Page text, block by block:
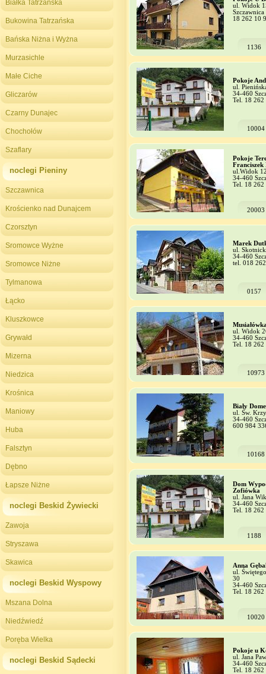
Białka Tatrzańska
Bukowina Tatrzańska
Bańska Niżna i Wyżna
Murzasichle
Małe Ciche
Gliczarów
Czarny Dunajec
Chochołów
Szaflary
noclegi Pieniny
Szczawnica
Krościenko nad Dunajcem
Czorsztyn
Sromowce Wyżne
Sromowce Niżne
Tylmanowa
Łącko
Kluszkowce
Grywałd
Mizerna
Niedzica
Krośnica
Maniowy
Huba
Falsztyn
Dębno
Łapsze Niżne
noclegi Beskid Żywiecki
Zawoja
Stryszawa
Skawica
noclegi Beskid Wyspowy
Mszana Dolna
Niedźwiedź
Poręba Wielka
noclegi Beskid Sądecki
ul. Widok
Szczawnica
18 262 10
1136
Pokoje
ul.
34-460
Tel. 18 262
10004
Pokoje
Franciszek
ul.Widok
34-460
Tel. 18 262
20003
Marek
ul.
34-460
tel. 018
0157
ul. Widok
34-460
Tel. 18 262
10973
Biały
ul. Św.
34-460
600 984
10168
Dom
Zofiówka
ul. Jana
34-460
Tel. 18 262
1188
Anna
ul.
30
34-460
Tel. 18 262
10020
Pokoje u
ul. Jana
34-460
Tel. 18 262